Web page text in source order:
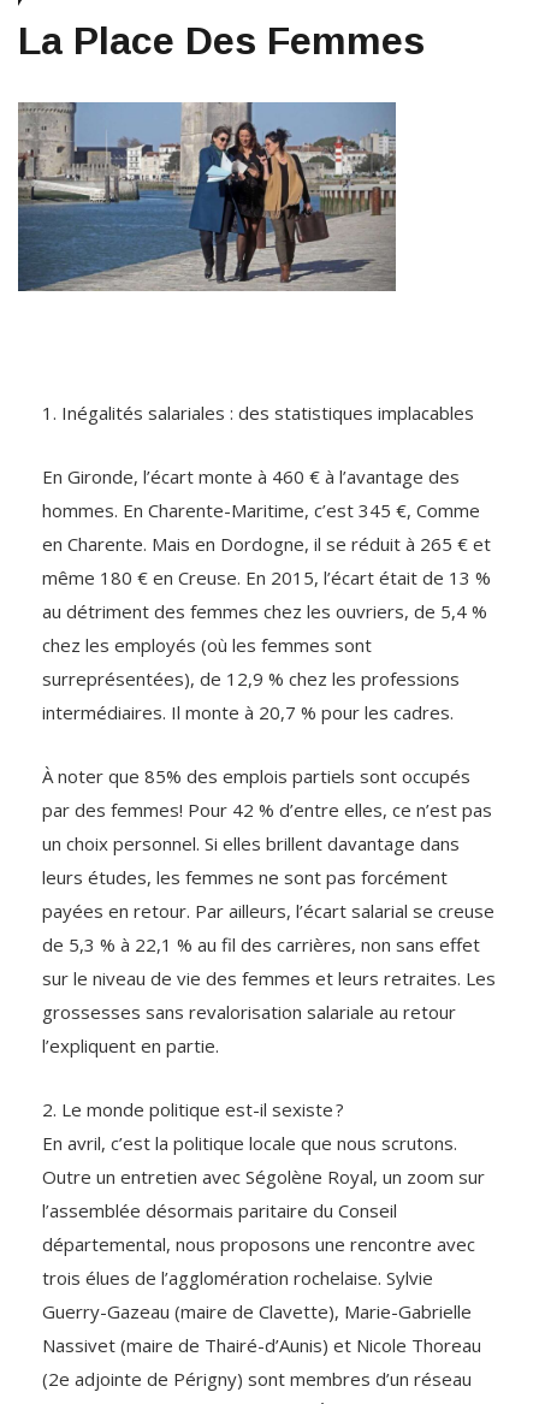
La Place Des Femmes
1. Inégalités salariales : des statistiques implacables
En Gironde, l’écart monte à 460 € à l’avantage des
hommes. En Charente-Maritime, c’est 345 €, Comme
en Charente. Mais en Dordogne, il se réduit à 265 € et
même 180 € en Creuse. En 2015, l’écart était de 13 %
au détriment des femmes chez les ouvriers, de 5,4 %
chez les employés (où les femmes sont
surreprésentées), de 12,9 % chez les professions
intermédiaires. Il monte à 20,7 % pour les cadres.
À noter que 85% des emplois partiels sont occupés
par des femmes! Pour 42 % d’entre elles, ce n’est pas
un choix personnel. Si elles brillent davantage dans
leurs études, les femmes ne sont pas forcément
payées en retour. Par ailleurs, l’écart salarial se creuse
de 5,3 % à 22,1 % au fil des carrières, non sans effet
sur le niveau de vie des femmes et leurs retraites. Les
grossesses sans revalorisation salariale au retour
l’expliquent en partie.
2. Le monde politique est-il sexiste ?
En avril, c’est la politique locale que nous scrutons.
Outre un entretien avec Ségolène Royal, un zoom sur
l’assemblée désormais paritaire du Conseil
départemental, nous proposons une rencontre avec
trois élues de l’agglomération rochelaise. Sylvie
Guerry-Gazeau (maire de Clavette), Marie-Gabrielle
Nassivet (maire de Thairé-d’Aunis) et Nicole Thoreau
(2e adjointe de Périgny) sont membres d’un réseau